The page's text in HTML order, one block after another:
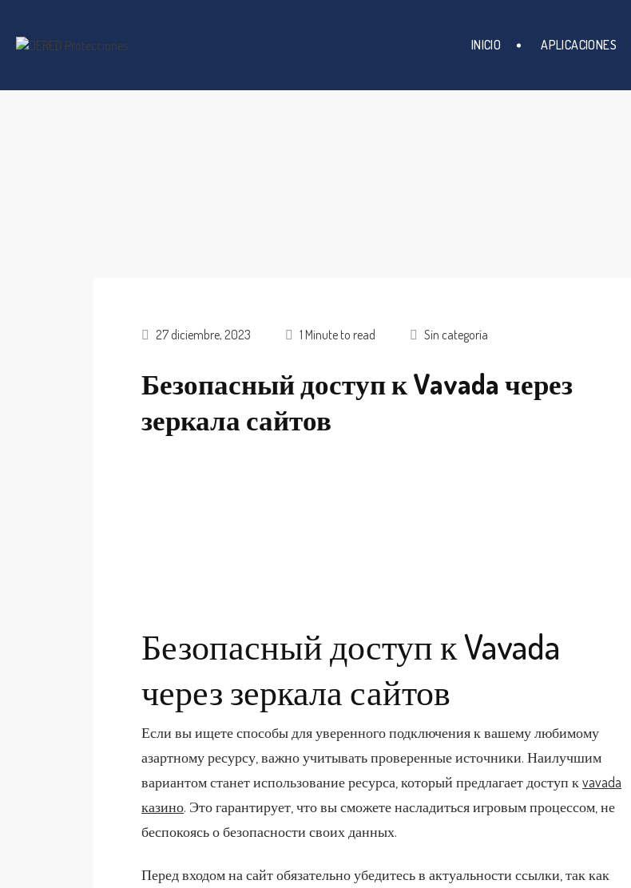
INICIO APLICACIONES
27 diciembre, 2023 1 Minute to read Sin categoría
Безопасный доступ к Vavada через
зеркала сайтов
Безопасный доступ к Vavada
через зеркала сайтов
Если вы ищете способы для уверенного подключения к вашему любимому
азартному ресурсу, важно учитывать проверенные источники. Наилучшим
вариантом станет использование ресурса, который предлагает доступ кvavada
казино. Это гарантирует, что вы сможете насладиться игровым процессом, не
беспокоясь о безопасности своих данных.
Перед входом на сайт обязательно убедитесь в актуальности ссылки, так как